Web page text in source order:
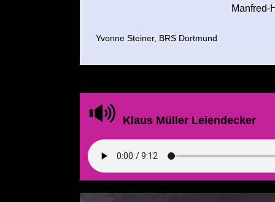
Manfred-
Yvonne Steiner, BRS Dortmund
Klaus Müller Leiendecker